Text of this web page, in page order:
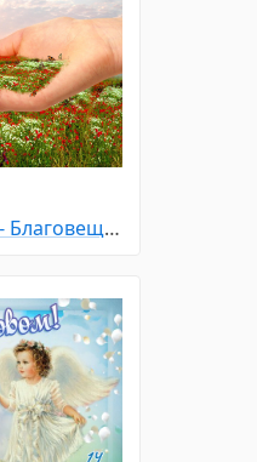
Праздники - Благовещение Пресвятой Богородицы